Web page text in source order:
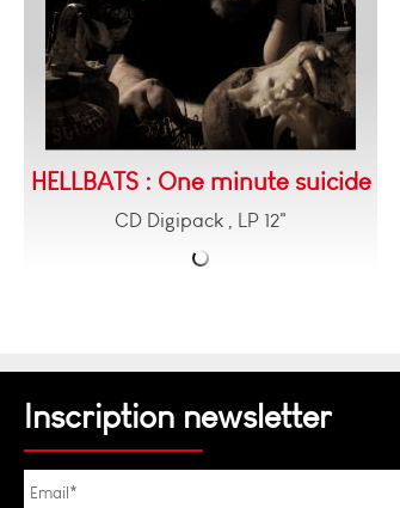
HELLBATS : One minute suicide
CD Digipack , LP 12"
Inscription newsletter